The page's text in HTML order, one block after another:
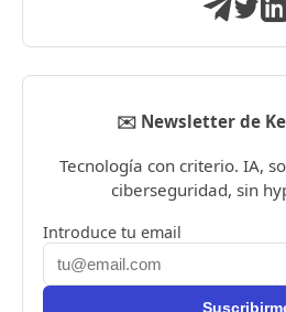
✉️ Newsletter de
Tecnología con criterio. IA,
ciberseguridad, sin
Introduce tu email